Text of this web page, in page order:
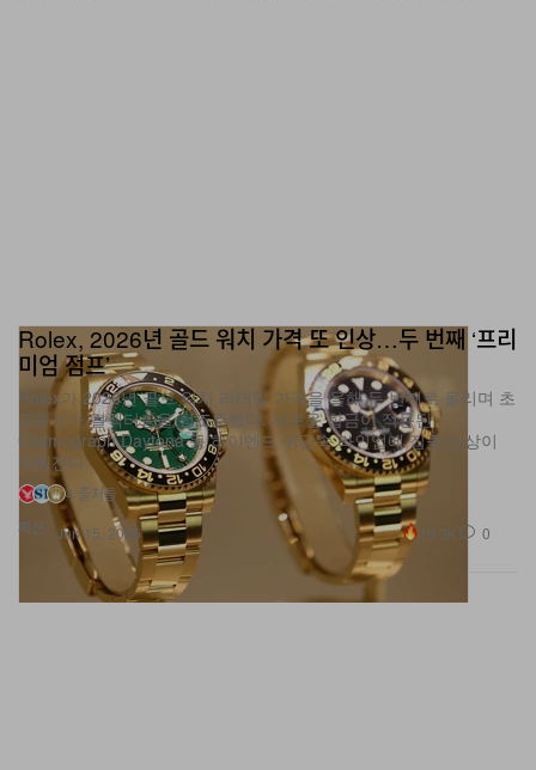
패션
Rolex, 2026년 골드 워치 가격 또 인상…두 번째 ‘프리
미엄 점프’
Rolex가 2026년 골드 워치 리테일 가격을 올해 두 번째로 올리며 초
고자산가 컬렉터층을 정조준했다. 새로운 합금이 적용된
Cosmograph Daytona 등 하이엔드 귀금속 라인업에 집중 인상이
이뤄진다.
4 출처들
Jun 15, 2026
19.3K 0